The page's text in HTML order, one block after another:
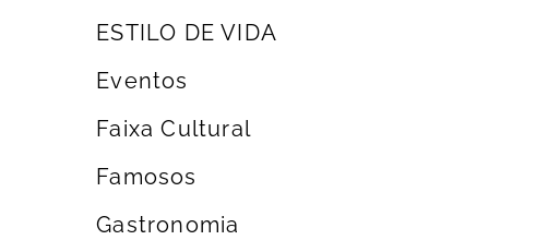
ESTILO DE VIDA
Eventos
Faixa Cultural
Famosos
Gastronomia